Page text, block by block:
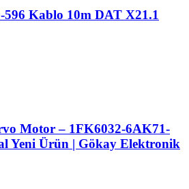
Kablo 10m DAT X21.1
Motor – 1FK6032-6AK71-
Yeni Ürün | Gökay Elektronik